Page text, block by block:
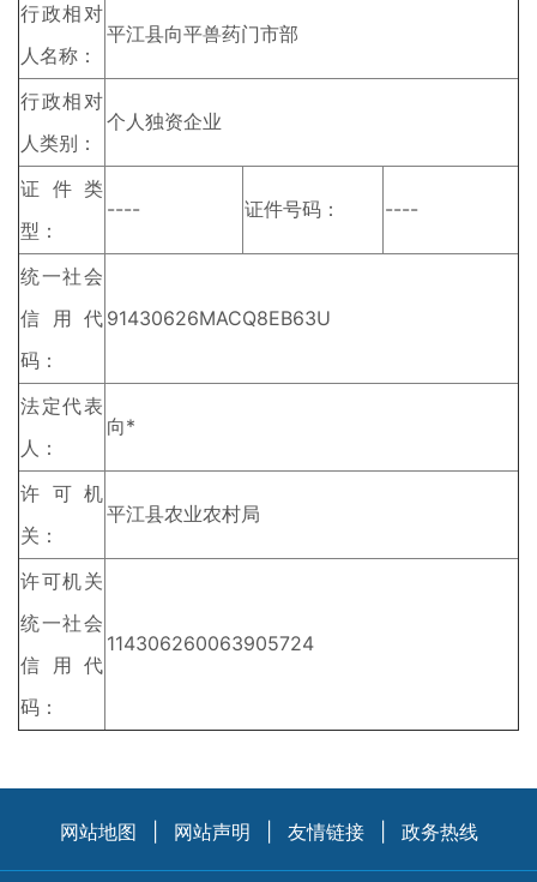
行政相对
人名称：
平江县向平兽药门市部
行政相对
人类别：
个人独资企业
证件类
型：
---- 证件号码： ----
统一社会
信用代
码：
91430626MACQ8EB63U
法定代表
人：
向*
许可机
关：
平江县农业农村局
许可机关
统一社会
信用代
码：
114306260063905724
网站地图 网站声明 友情链接 政务热线